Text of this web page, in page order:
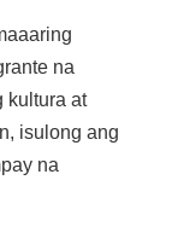
na
kultura at
isulong ang
na